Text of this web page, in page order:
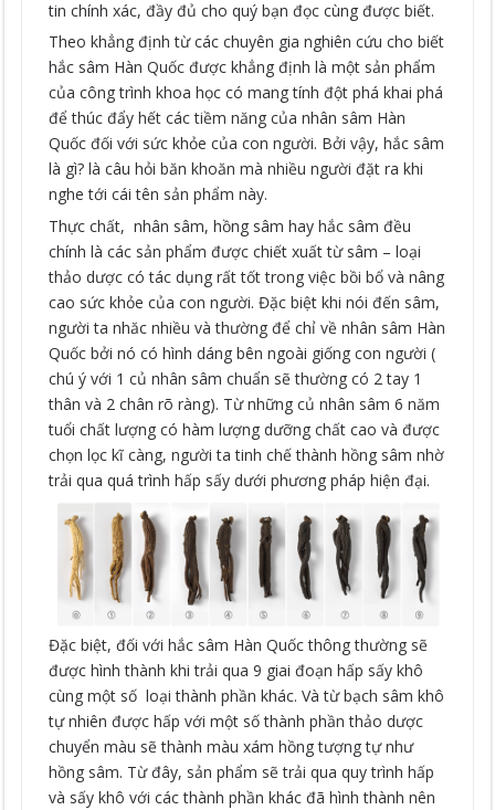
tin chính xác, đầy đủ cho quý bạn đọc cùng được biết.
Theo khẳng định từ các chuyên gia nghiên cứu cho biết
hắc sâm Hàn Quốc được khẳng định là một sản phẩm
của công trình khoa học có mang tính đột phá khai phá
để thúc đẩy hết các tiềm năng của nhân sâm Hàn
Quốc đối với sức khỏe của con người. Bởi vậy, hắc sâm
là gì? là câu hỏi băn khoăn mà nhiều người đặt ra khi
nghe tới cái tên sản phẩm này.
Thực chất, nhân sâm, hồng sâm hay hắc sâm đều
chính là các sản phẩm được chiết xuất từ sâm – loại
thảo dược có tác dụng rất tốt trong việc bồi bổ và nâng
cao sức khỏe của con người. Đặc biệt khi nói đến sâm,
người ta nhăc nhiều và thường để chỉ về nhân sâm Hàn
Quốc bởi nó có hình dáng bên ngoài giống con người (
chú ý với 1 củ nhân sâm chuẩn sẽ thường có 2 tay 1
thân và 2 chân rõ ràng). Từ những củ nhân sâm 6 năm
tuổi chất lượng có hàm lượng dưỡng chất cao và được
chọn lọc kĩ càng, người ta tinh chế thành hồng sâm nhờ
trải qua quá trình hấp sấy dưới phương pháp hiện đại.
Đặc biệt, đối với hắc sâm Hàn Quốc thông thường sẽ
được hình thành khi trải qua 9 giai đoạn hấp sấy khô
cùng một số loại thành phần khác. Và từ bạch sâm khô
tự nhiên được hấp với một số thành phần thảo dược
chuyển màu sẽ thành màu xám hồng tượng tự như
hồng sâm. Từ đây, sản phẩm sẽ trải qua quy trình hấp
và sấy khô với các thành phần khác đã hình thành nên